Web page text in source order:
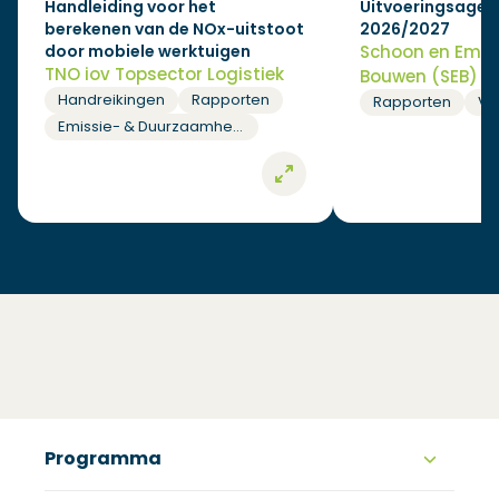
Handleiding voor het
berekenen van de NOx-uitstoot
door mobiele werktuigen
TNO iov Topsector Logistiek
Handreikingen
Rapporten
Emissie- & Duurzaamheidsberekeningen
2026/2027
Schoon en
Bouwen (SEB)
Rapporten
Programma